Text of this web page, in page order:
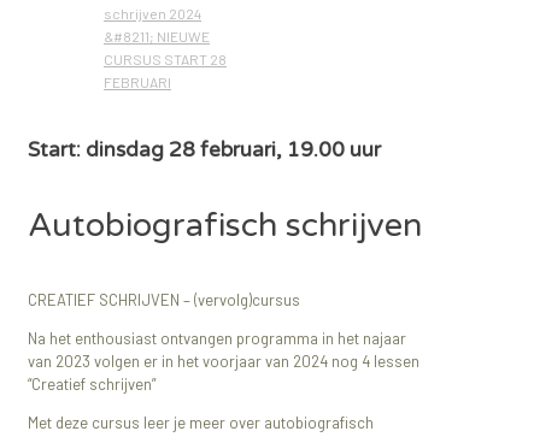
schrijven 2024
&#8211; NIEUWE
CURSUS START 28
FEBRUARI
Start: dinsdag 28 februari, 19.00 uur
Autobiografisch schrijven
CREATIEF SCHRIJVEN – (vervolg)cursus
Na het enthousiast ontvangen programma in het najaar
van 2023 volgen er in het voorjaar van 2024 nog 4 lessen
“Creatief schrijven”
Met deze cursus leer je meer over autobiografisch